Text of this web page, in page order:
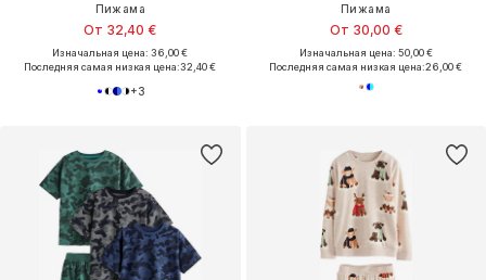
Пижама
От 32,40 €
Изначальная цена: 36,00 €
Последняя самая низкая цена:32,40 €
+3
Пижама
От 30,00 €
Изначальная цена: 50,00 €
Последняя самая низкая цена:26,00 €